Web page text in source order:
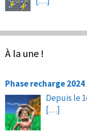
À la une !
Phase recharge 2024
Depuis le
[…]